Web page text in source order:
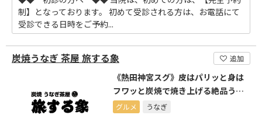
制】となっております。 初めて受診される方は、お電話にて
受診できる日時をご予約...
炭焼うなぎ 茶屋 旅する象 追加
《熱田神宮スグ》皮はパリッと身は
フワッと炭焼で焼き上げる絶品うな
ぎ!
グルメ うなぎ